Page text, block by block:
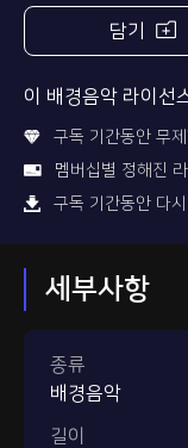
담기
이 배경음악 라이선
구독 기간동안 무
멤버십별 정해진
구독 기간동안 다
세부사항
종류
배경음악
길이